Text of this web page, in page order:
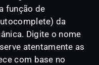
função de
da
Digite o nome
atentamente as
com base no